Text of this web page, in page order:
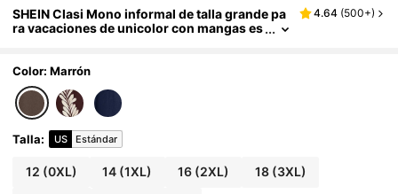
SHEIN Clasi Mono informal de talla grande pa
ra vacaciones de unicolor con mangas es
4.64 (500+)
Color: Marrón
Talla: US Estándar
12 (0XL) 14 (1XL) 16(2XL) 18(3XL)